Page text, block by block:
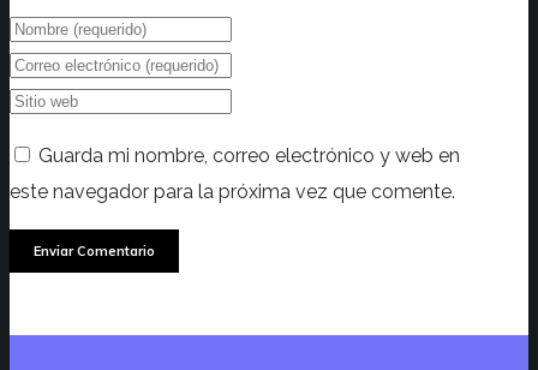
Guarda mi nombre, correo electrónico y web en
este navegador para la próxima vez que comente.